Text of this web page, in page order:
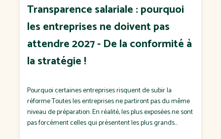
Transparence salariale : pourquoi
les entreprises ne doivent pas
attendre 2027 - De la conformité à
la stratégie !
Pourquoi certaines entreprises risquent de subir la
réforme Toutes les entreprises ne partiront pas du même
niveau de préparation. En réalité, les plus exposées ne sont
pas forcément celles qui présentent les plus grands